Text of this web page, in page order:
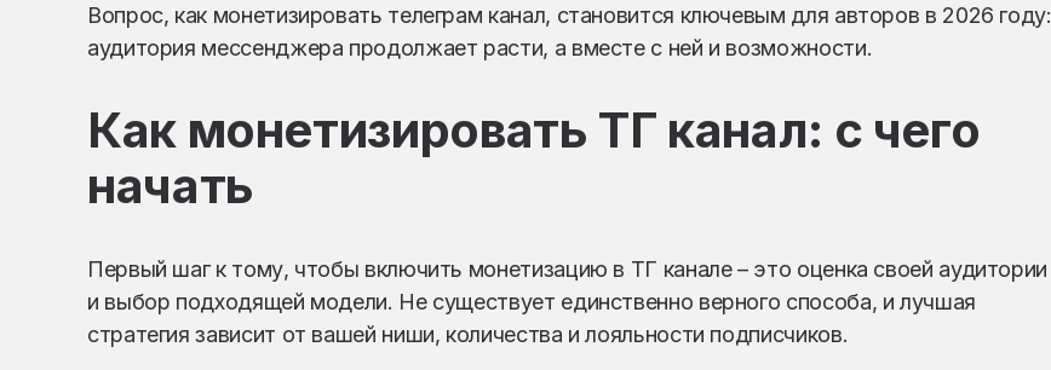
Вопрос, как монетизировать телеграм канал, становится ключевым для авторов в 2026 году:
аудитория мессенджера продолжает расти, а вместе с ней и возможности.
Как монетизировать ТГ канал: с чего
начать
Первый шаг к тому, чтобы включить монетизацию в ТГ канале – это оценка своей аудитории
и выбор подходящей модели. Не существует единственно верного способа, и лучшая
стратегия зависит от вашей ниши, количества и лояльности подписчиков.